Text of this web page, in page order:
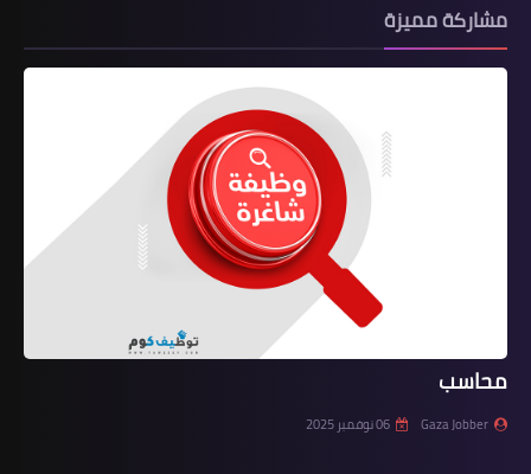
مشاركة مميزة
محاسب
Gaza Jobber 06 نوفمبر 2025